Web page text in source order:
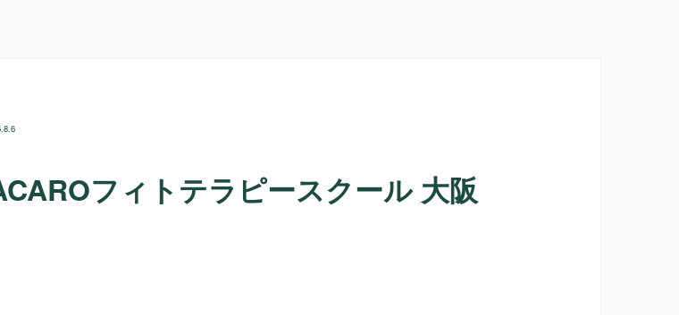
フィトテラピースクール 大阪